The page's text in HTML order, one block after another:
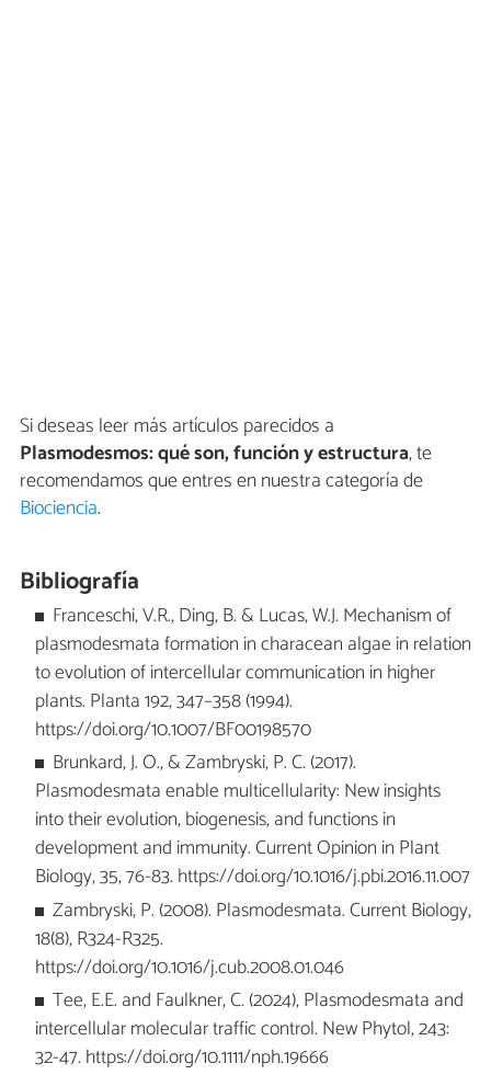
Si deseas leer más artículos parecidos a
Plasmodesmos: qué son, función y estructura, te
recomendamos que entres en nuestra categoría de
Biociencia.
Bibliografía
Franceschi, V.R., Ding, B. & Lucas, W.J. Mechanism of
plasmodesmata formation in characean algae in relation
to evolution of intercellular communication in higher
plants. Planta 192, 347–358 (1994).
https://doi.org/10.1007/BF00198570
Brunkard, J. O., & Zambryski, P. C. (2017).
Plasmodesmata enable multicellularity: New insights
into their evolution, biogenesis, and functions in
development and immunity. Current Opinion in Plant
Biology, 35, 76-83. https://doi.org/10.1016/j.pbi.2016.11.007
Zambryski, P. (2008). Plasmodesmata. Current Biology,
18(8), R324-R325.
https://doi.org/10.1016/j.cub.2008.01.046
Tee, E.E. and Faulkner, C. (2024), Plasmodesmata and
intercellular molecular traffic control. New Phytol, 243:
32-47. https://doi.org/10.1111/nph.19666